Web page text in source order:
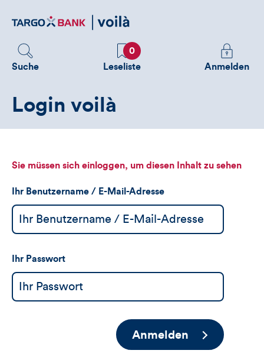
zum
Suche
Favoriten
0
Leseliste
Melden
Sie
sehen
Anmelden
Login voilà
Sie müssen sich einloggen, um diesen Inhalt zu sehen
Ihr Benutzername / E-Mail-Adresse
Ihr Passwort
Anmelden